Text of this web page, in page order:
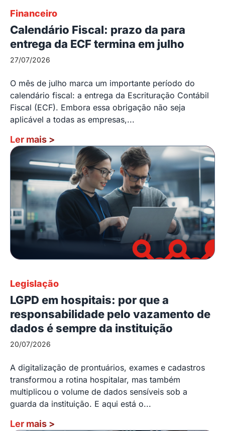
Financeiro
Calendário Fiscal: prazo da para
entrega da ECF termina em julho
27/07/2026
O mês de julho marca um importante período do
calendário fiscal: a entrega da Escrituração Contábil
Fiscal (ECF). Embora essa obrigação não seja
aplicável a todas as empresas,...
Ler mais >
Legislação
LGPD em hospitais: por que a
responsabilidade pelo vazamento de
dados é sempre da instituição
20/07/2026
A digitalização de prontuários, exames e cadastros
transformou a rotina hospitalar, mas também
multiplicou o volume de dados sensíveis sob a
guarda da instituição. E aqui está o...
Ler mais >